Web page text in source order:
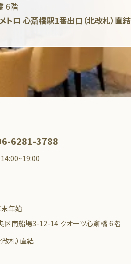
6階
トロ 心斎橋駅1番出口（北改札）直結
6281-3788
年始
南船場3-12-14 クオーツ心斎橋 6階
札）直結